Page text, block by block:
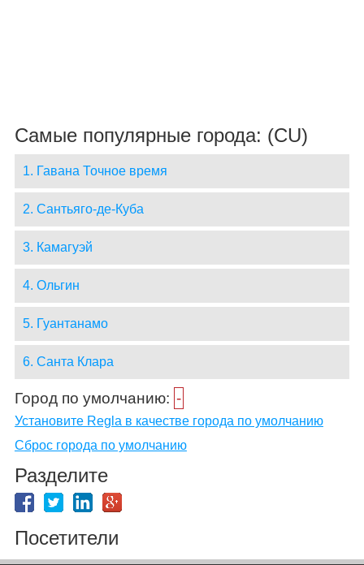
Самые популярные города: (CU)
1. Гавана Точное время
2. Сантьяго-де-Куба
3. Камагуэй
4. Ольгин
5. Гуантанамо
6. Санта Клара
Город по умолчанию: -
Установите Regla в качестве города по умолчанию
Сброс города по умолчанию
Разделите
Посетители